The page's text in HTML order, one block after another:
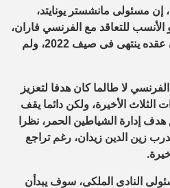
مسئولى مانشستر يونايتد،
للتعاقد مع الفرنسي فاران،
مدافع ريال مدريد، خاصة وأن عقده ينتهى فى صيف 2022، ولم
لا طالما كان هدفا لتعزيز
الثلاث الأخيرة، ولكن دائما يقف
إدارة الشياطين الحمر، نظرا
زين الدين زيدان، رغم تراجع
النادى الملكى، سوف يبدأن